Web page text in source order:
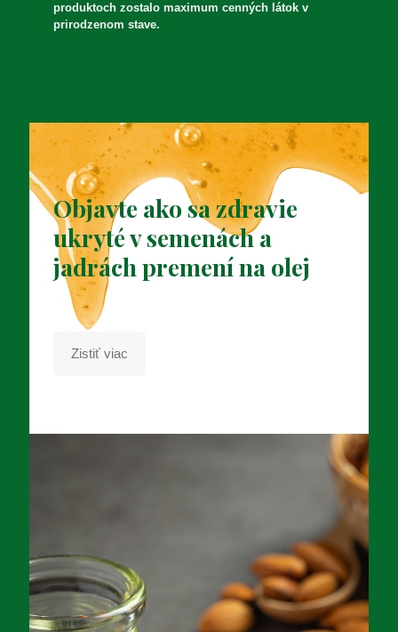
produktoch zostalo maximum cenných látok v
prirodzenom stave.
Objavte ako sa zdravie
ukryté v semenách a
jadrách premení na olej
Zistiť viac